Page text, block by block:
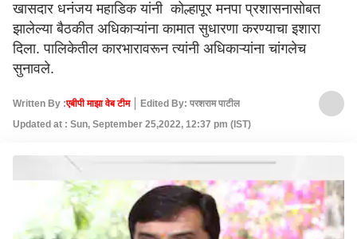
खासदार धनंजय महाडिक यांनी कोल्हापूर मनपा प्रशासनासोबत
झालेल्या बैठकीत अधिकाऱ्यांना कामात सुधारणा करण्याचा इशारा
दिला. पालिकेतील कारभारावरून त्यांनी अधिकाऱ्यांना चांगलेच
सुनावले.
Written By :एबीपी माझा वेब टीम
Edited By: परशराम पाटील
Updated at : Sun, September 25,2022, 12:37 pm (IST)